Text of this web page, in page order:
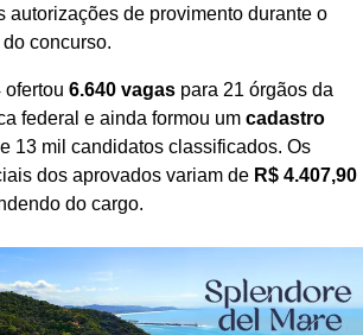
autorizações de provimento durante o
concurso.
ofertou 6.640 vagas para 21 órgãos da
federal e ainda formou um cadastro
13 mil candidatos classificados. Os
dos aprovados variam de R$ 4.407,90
do cargo.